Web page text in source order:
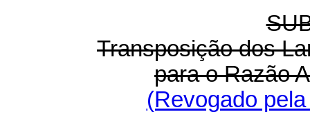
Transposição dos
para o Razão
(Revogado